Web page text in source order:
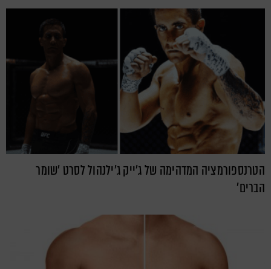
הטרנספורמציה המדהימה של ג'ייק ג'ילנהול לסרט 'שומר
הברים'